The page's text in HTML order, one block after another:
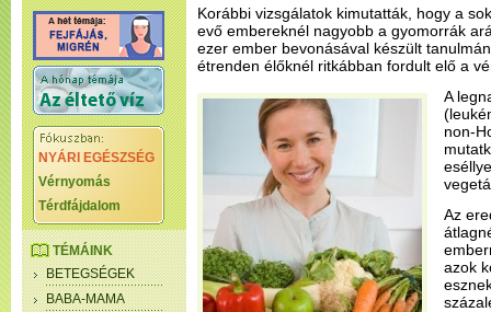
NYÁRI EGÉSZSÉG
Vérnyomás
Térdfájdalom
TÉMÁINK
BETEGSÉGEK
BABA-MAMA
Korábbi vizsgálatok kimutatták, hogy a
evő embereknél nagyobb a gyomorrák
ezer ember bevonásával készült
étrenden élőknél ritkábban fordult elő a
A
non-
Az
azok